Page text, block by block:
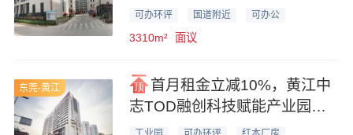
3310平米厂房业主直租
可办环评 国道附近 可办公
3310m² 面议
东莞-黄江
首月租金立减10%，黄江中
志TOD融创科技赋能产业园
1130平米厂房业主直租